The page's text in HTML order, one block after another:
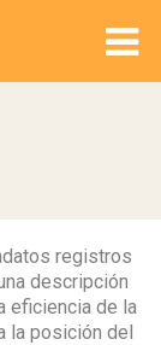
registros
descripción
eficiencia de la
la posición del